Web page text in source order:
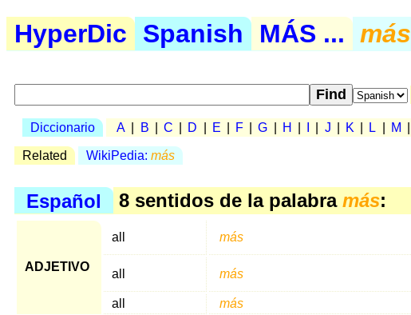
HyperDic Spanish MÁS ... más
Diccionario A B C D E F G H J K L M
Related WikiPedia: más
Español 8 sentidos de la palabra más:
ADJETIVO
all más
all más
all
más